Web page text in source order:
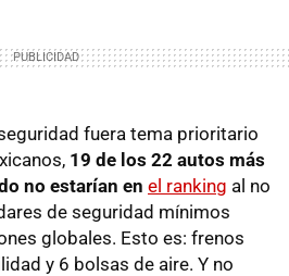
fuera tema prioritario
19 de los 22 autos más
no estarían en el ranking al no
de seguridad mínimos
globales. Esto es: frenos
y 6 bolsas de aire. Y no